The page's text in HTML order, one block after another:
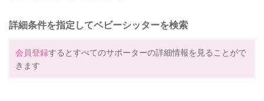
詳細条件を指定してベビーシッターを検索
会員登録するとすべてのサポーターの詳細情報を見ることがで
きます